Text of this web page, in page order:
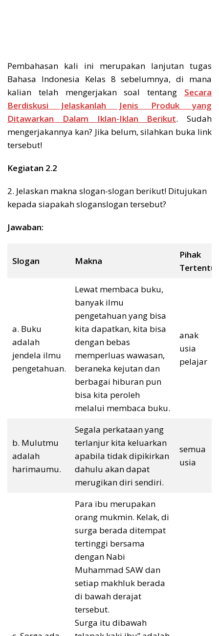
Pembahasan kali ini merupakan lanjutan tugas
Bahasa Indonesia Kelas 8 sebelumnya, di mana
kalian telah mengerjakan soal tentang Secara
Berdiskusi Jelaskanlah Jenis Produk yang
Ditawarkan Dalam Iklan-Iklan Berikut. Sudah
mengerjakannya kan? Jika belum, silahkan buka link
tersebut!
Kegiatan 2.2
2. Jelaskan makna slogan-slogan berikut! Ditujukan
kepada siapakah sloganslogan tersebut?
Jawaban:
Slogan Makna
Pihak
Tertentu
a. Buku
adalah
jendela ilmu
pengetahuan.
Lewat membaca buku,
banyak ilmu
pengetahuan yang bisa
kita dapatkan, kita bisa
dengan bebas
memperluas wawasan,
beraneka kejutan dan
berbagai hiburan pun
bisa kita peroleh
melalui membaca buku.
anak
usia
pelajar
b. Mulutmu
adalah
harimaumu.
Segala perkataan yang
terlanjur kita keluarkan
apabila tidak dipikirkan
dahulu akan dapat
merugikan diri sendiri.
semua
usia
Para ibu merupakan
orang mukmin. Kelak, di
surga berada ditempat
tertinggi bersama
dengan Nabi
Muhammad SAW dan
setiap makhluk berada
di bawah derajat
tersebut.
Surga itu dibawah